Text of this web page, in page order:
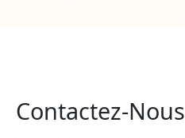
Contactez-Nous